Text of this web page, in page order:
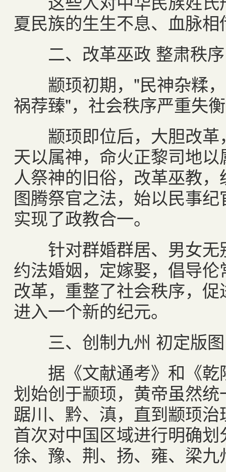
夏民族的生生不息、血脉
二、改革巫政 整肃秩序
颛顼初期，"民神杂糅，
祸荐臻"，社会秩序严重失
颛顼即位后，大胆改革
天以属神，命火正黎司地
人祭神的旧俗，改革巫教
图腾祭官之法，始以民事
实现了政教合一。
针对群婚群居、男女无
约法婚姻，定嫁娶，倡导
改革，重整了社会秩序，
进入一个新的纪元。
三、创制九州 初定版图
据《文献通考》和《乾
划始创于颛顼，黄帝虽然
踞川、黔、滇，直到颛顼
首次对中国区域进行明确
徐、豫、荆、扬、雍、梁